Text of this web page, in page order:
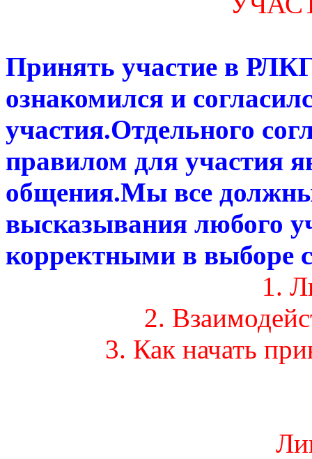
Принять участие в
ознакомился и
участия.Отдельного
правилом для участия
общения.Мы все
высказывания любого
корректными в выборе
1.
2.
3. Как начать